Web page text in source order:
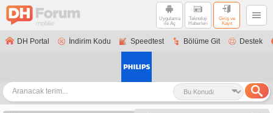
Uygulama
ile Aç
Teknoloji
Haberleri
Giriş ve
Kayıt
DH Portal İndirim Kodu Speedtest Bölüme Git Destek